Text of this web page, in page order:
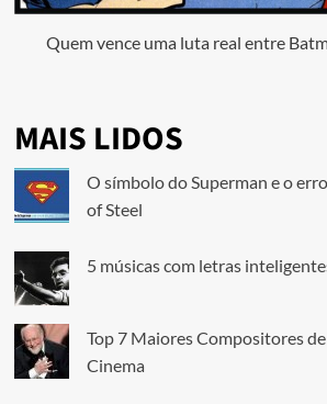
Quem vence uma luta real entre
MAIS LIDOS
O símbolo do Superman e o
of Steel
5 músicas com letras
Top 7 Maiores Compositores
Cinema